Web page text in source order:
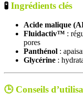
🧪 Ingrédients clés
Acide malique
Fluidactiv™ :
pores
Panthénol :
Glycérine :
🕒 Conseils